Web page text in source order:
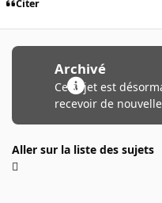
Citer
Archivé
Ce sujet est
recevoir de
Aller sur la liste des sujets